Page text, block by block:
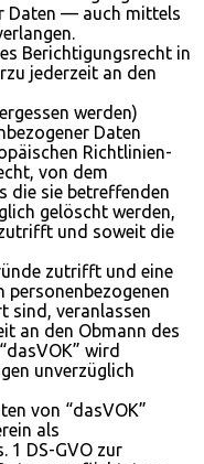
Daten — auch mittels
Berichtigungsrecht in
jederzeit an den
werden)
Daten
Richtlinien-
von dem
die sie betreffenden
gelöscht werden,
und soweit die
zutrifft und eine
personenbezogenen
sind, veranlassen
an den Obmann des
wird
unverzüglich
von “dasVOK”
als
1 DS-GVO zur